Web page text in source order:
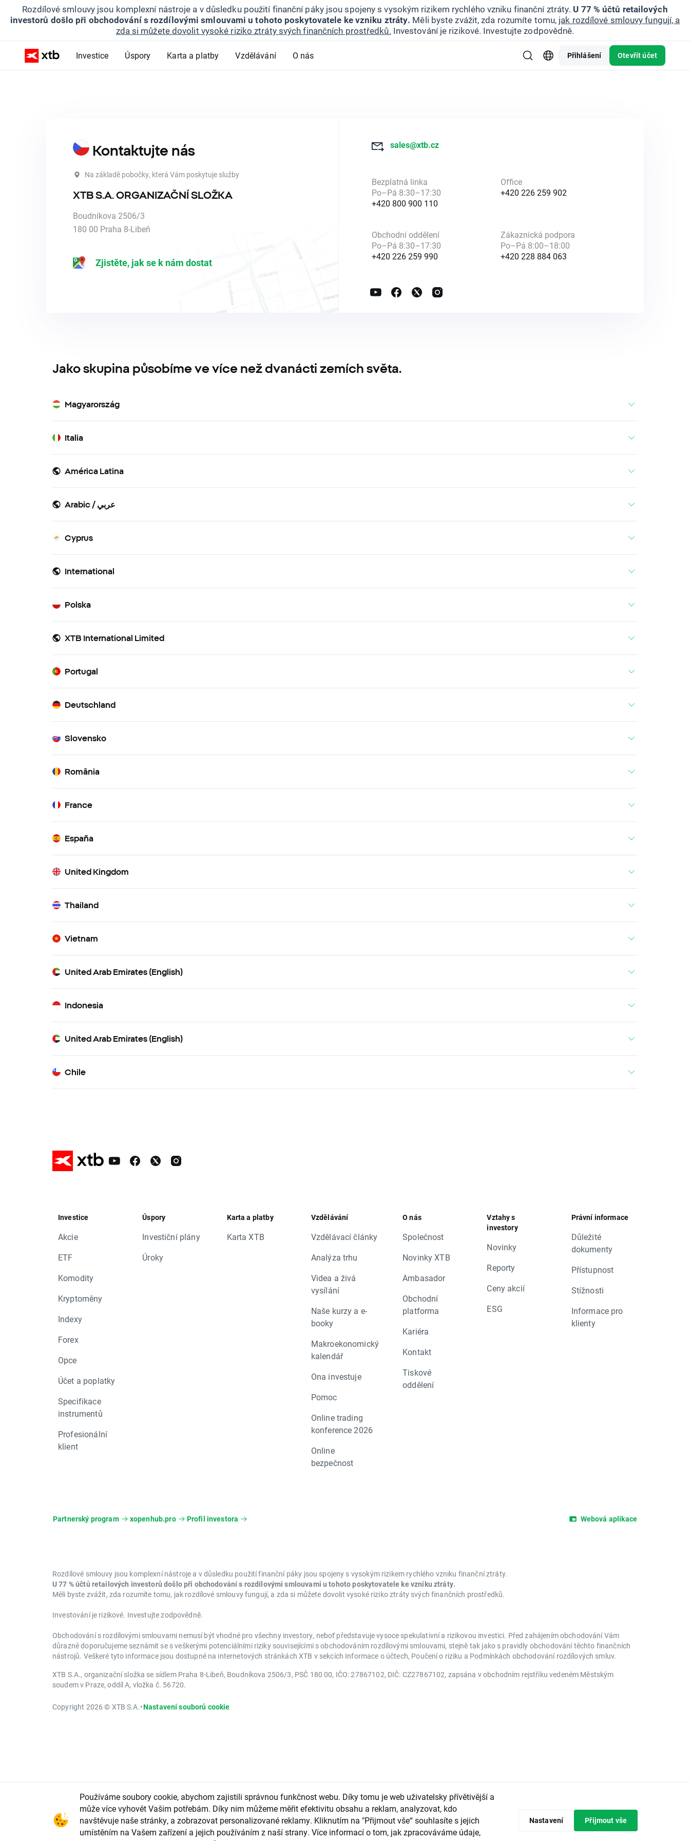
Rozdílové smlouvy jsou komplexní nástroje a v důsledku použití finanční páky jsou spojeny s vysokým rizikem rychlého vzniku finanční ztráty. U 77 % účtů retailových
investorů došlo při obchodování s rozdílovými smlouvami u tohoto poskytovatele ke vzniku ztráty. Měli byste zvážit, zda rozumíte tomu, jak rozdílové smlouvy fungují, a
zda si můžete dovolit vysoké riziko ztráty svých finančních prostředků. Investování je rizikové. Investujte zodpovědně.
Investice Úspory Karta a platby Vzdělávání O nás Přihlášení Otevřít účet
Kontaktujte nás
Na základě pobočky, která Vám poskytuje služby
XTB S.A. ORGANIZAČNÍ SLOŽKA
Boudníkova 2506/3
180 00 Praha 8-Libeň
Zjistěte, jak se k nám dostat
sales@xtb.cz
Bezplatná linka
Po–Pá 8:30–17:30
+420 800 900 110
Office
+420 226 259 902
Obchodní oddělení
Po–Pá 8:30–17:30
+420 226 259 990
Zákaznická podpora
Po–Pá 8:00–18:00
+420 228 884 063
Jako skupina působíme ve více než dvanácti zemích světa.
Magyarország
Italia
América Latina
Arabic / عربي
Cyprus
International
Polska
XTB International Limited
Portugal
Deutschland
Slovensko
România
France
España
United Kingdom
Thailand
Vietnam
United Arab Emirates (English)
Indonesia
United Arab Emirates (English)
Chile
Investice
Akcie
ETF
Komodity
Kryptoměny
Indexy
Forex
Opce
Účet a poplatky
Specifikace
instrumentů
Profesionální
klient
Úspory
Investiční plány
Úroky
Karta a platby
Karta XTB
Vzdělávání
Vzdělávací články
Analýza trhu
Videa a živá
vysílání
Naše kurzy a e-
booky
Makroekonomický
kalendář
Ona investuje
Pomoc
Online trading
konference 2026
Online
bezpečnost
O nás
Společnost
Novinky XTB
Ambasador
Obchodní
platforma
Kariéra
Kontakt
Tiskové
oddělení
Vztahy s
investory
Novinky
Reporty
Ceny akcií
ESG
Právní informace
Důležité
dokumenty
Přístupnost
Stížnosti
Informace pro
klienty
Partnerský program xopenhub.pro Profil investora Webová aplikace
Rozdílové smlouvy jsou komplexní nástroje a v důsledku použití finanční páky jsou spojeny s vysokým rizikem rychlého vzniku finanční ztráty.
U 77 % účtů retailových investorů došlo při obchodování s rozdílovými smlouvami u tohoto poskytovatele ke vzniku ztráty.
Měli byste zvážit, zda rozumíte tomu, jak rozdílové smlouvy fungují, a zda si můžete dovolit vysoké riziko ztráty svých finančních prostředků.
Investování je rizikové. Investujte zodpovědně.
Obchodování s rozdílovými smlouvami nemusí být vhodné pro všechny investory, neboť představuje vysoce spekulativní a rizikovou investici. Před zahájením obchodování Vám
důrazně doporučujeme seznámit se s veškerými potenciálními riziky souvisejícími s obchodováním rozdílovými smlouvami, stejně tak jako s pravidly obchodování těchto finančních
nástrojů. Veškeré tyto informace jsou dostupné na internetových stránkách XTB v sekcích Informace o účtech, Poučení o riziku a Podmínkách obchodování rozdílových smluv.
XTB S.A., organizační složka se sídlem Praha 8-Libeň, Boudníkova 2506/3, PSČ 180 00, IČO: 27867102, DIČ: CZ27867102, zapsána v obchodním rejstříku vedeném Městským
soudem v Praze, oddíl A, vložka č. 56720.
Copyright 2026 © XTB S.A.•Nastavení souborů cookie
Používáme soubory cookie, abychom zajistili správnou funkčnost webu. Díky tomu je web uživatelsky přívětivější a
může více vyhovět Vašim potřebám. Díky nim můžeme měřit efektivitu obsahu a reklam, analyzovat, kdo
navštěvuje naše stránky, a zobrazovat personalizované reklamy. Kliknutím na "Přijmout vše“ souhlasíte s jejich
umístěním na Vašem zařízení a jejich používáním z naší strany. Více informací o tom, jak zpracováváme údaje,
Nastavení Přijmout vše